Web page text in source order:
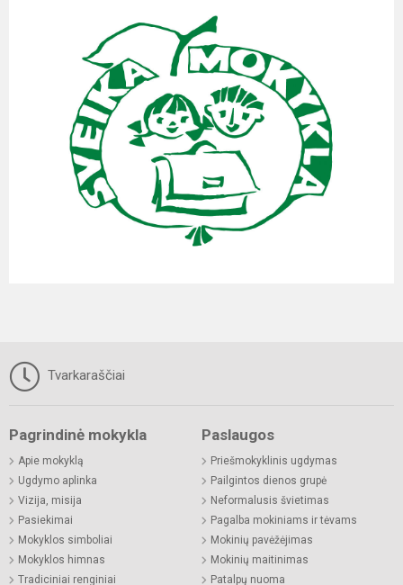
Tvarkaraščiai
Pagrindinė mokykla
Apie mokyklą
Ugdymo aplinka
Vizija, misija
Pasiekimai
Mokyklos simboliai
Mokyklos himnas
Tradiciniai renginiai
Paslaugos
Priešmokyklinis ugdymas
Pailgintos dienos grupė
Neformalusis švietimas
Pagalba mokiniams ir tėvams
Mokinių pavėžėjimas
Mokinių maitinimas
Patalpų nuoma